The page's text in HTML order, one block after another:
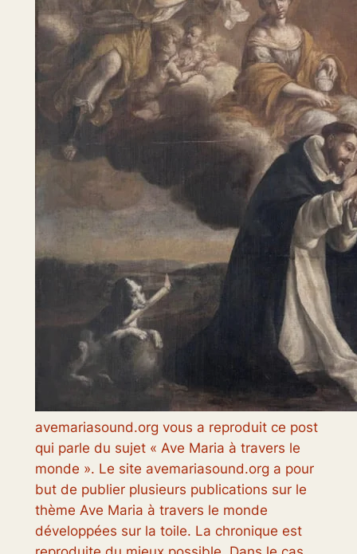
avemariasound.org vous a reproduit ce post
qui parle du sujet « Ave Maria à travers le
monde ». Le site avemariasound.org a pour
but de publier plusieurs publications sur le
thème Ave Maria à travers le monde
développées sur la toile. La chronique est